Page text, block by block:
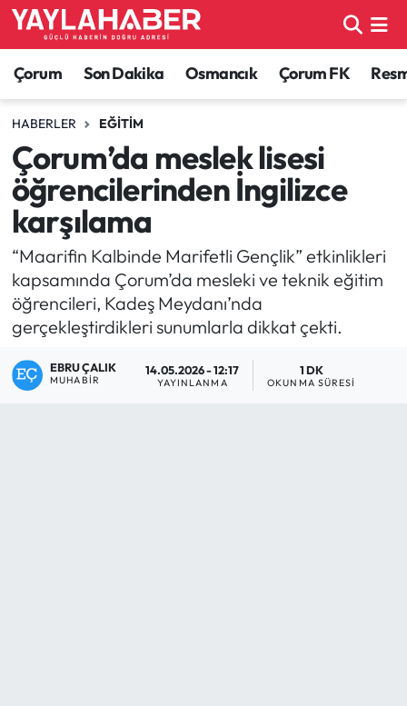
Çorum Son Dakika Osmancık Çorum FK
HABERLER EĞITIM
Çorum’da meslek lisesi
öğrencilerinden İngilizce
karşılama
“Maarifin Kalbinde Marifetli Gençlik” etkinlikleri
kapsamında Çorum’da mesleki ve teknik eğitim
öğrencileri, Kadeş Meydanı’nda
gerçekleştirdikleri sunumlarla dikkat çekti.
EBRU ÇALIK
MUHABIR
14.05.2026 - 12:17
YAYINLANMA
1 DK
OKUNMA SÜRESI
Alaca Haberleri
Bayat Haberleri
Bilgi - Keşfet Haberleri
Bilim ve Teknoloji
Boğazkale Haberleri
Çorum Haberleri
Çorum Nöbetçi Eczaneler
Çorum Hava Durumu
Çorum Namaz Vakitleri
Çorum Trafik Yoğunluk Haritası
TFF 1.Lig Puan Durumu ve Fikstür
Tüm Manşetler